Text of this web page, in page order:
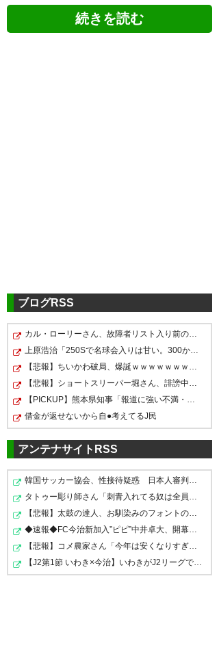
ボリさん ありがとうございまし
た😊 お疲れ様でした😊
https://t.co/fZBc04SmWK
— Kazu1973Tera
(Kamatamare10Fan)
3
ボリも引退なのか😳💦
— 栃木SCサポのやすYNWA
あああ、ボリ引退なのか。 湘南
ではなかなか試合に出られずも
がき続けた印象が強いけども、
湘南を離れてからも気になる選
手の一人であった。 引退後は地
元滋賀県でサッカースクールの
コーチになるのね。 ボリの教え
子から未来の湘南戦士が生まれ
てくると良いな。
— ろくろーべる
(greenblue6960)2020, 2月 3
私がベルマーレを応援し始めた
頃の選手の引退って、まだそん
なに経験してないから、ショッ
ク…。 挨拶文にベルマーレの名
前も出してくれてありがとう。
次のステージも頑張ってくださ
いね！
— 🌸ニコ⚽1233⚽🌸
(uk3mama)2020, 2月 3
ブログRSS
借金が返せないから自●考えてるJ民
アンテナサイトRSS